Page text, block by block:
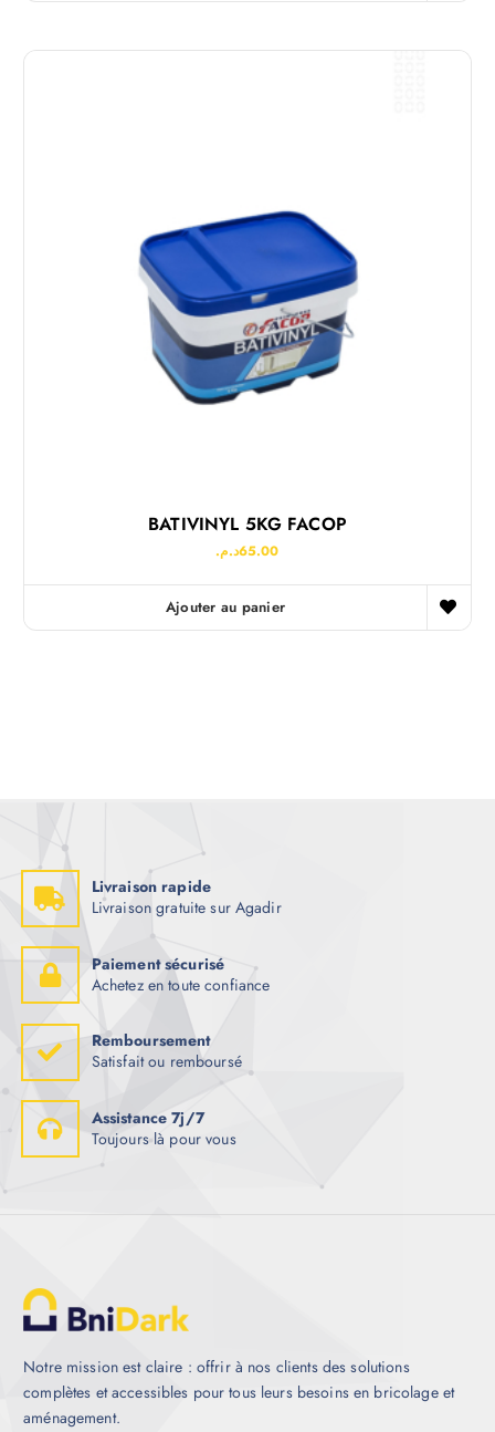
BATIVINYL 5KG FACOP
65.00د.م.
Ajouter au panier
Livraison rapide
Livraison gratuite sur Agadir
Paiement sécurisé
Achetez en toute confiance
Remboursement
Satisfait ou remboursé
Assistance 7j/7
Toujours là pour vous
Notre mission est claire : offrir à nos clients des solutions
complètes et accessibles pour tous leurs besoins en bricolage et
aménagement.